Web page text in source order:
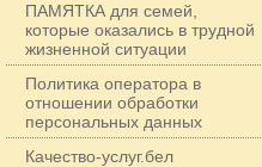
ПАМЯТКА для семей,
которые оказались в трудной
жизненной ситуации
Политика оператора в
отношении обработки
персональных данных
Качество-услуг.бел